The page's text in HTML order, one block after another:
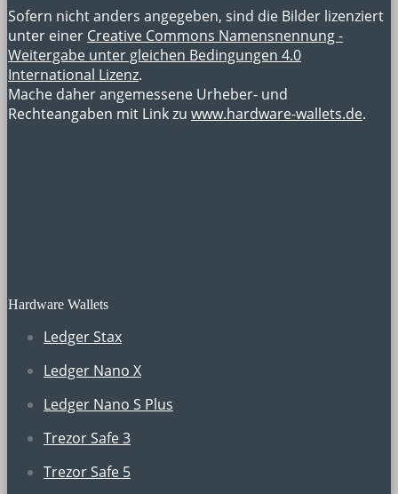
Sofern nicht anders angegeben, sind die Bilder lizenziert
unter einer Creative Commons Namensnennung -
Weitergabe unter gleichen Bedingungen 4.0
International Lizenz.
Mache daher angemessene Urheber- und
Rechteangaben mit Link zu www.hardware-wallets.de.
Hardware Wallets
Ledger Stax
Ledger Nano X
Ledger Nano S Plus
Trezor Safe 3
Trezor Safe 5